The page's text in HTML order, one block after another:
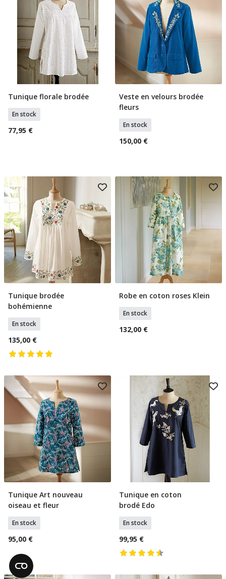
Sélectionner Tailles
Tunique florale brodée
En stock
77,95 €
Sélectionner Tailles
Veste en velours brodée
fleurs
En stock
150,00 €
Sélectionner Tailles
Tunique brodée
bohémienne
En stock
135,00 €
Sélectionner Tailles
Robe en coton roses Klein
En stock
132,00 €
Sélectionner Tailles
Tunique Art nouveau
oiseau et fleur
En stock
95,00 €
Sélectionner Tailles
Tunique en coton
brodé Edo
En stock
99,95 €